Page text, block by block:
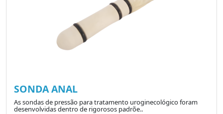
SONDA ANAL
As sondas de pressão para tratamento uroginecológico foram
desenvolvidas dentro de rigorosos padrõe..